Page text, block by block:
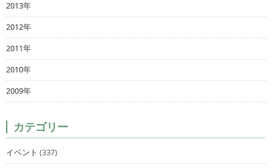
2013年
2012年
2011年
2010年
2009年
カテゴリー
イベント (337)